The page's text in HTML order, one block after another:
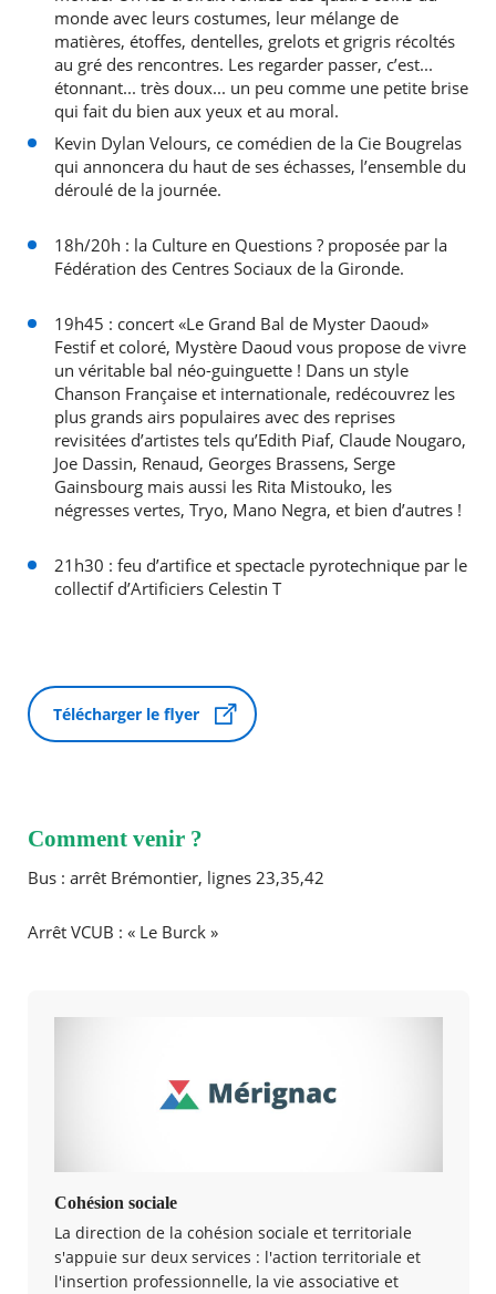
monde avec leurs costumes, leur mélange de
matières, étoffes, dentelles, grelots et grigris récoltés
au gré des rencontres. Les regarder passer, c’est...
étonnant... très doux... un peu comme une petite brise
qui fait du bien aux yeux et au moral.
Kevin Dylan Velours, ce comédien de la Cie Bougrelas
qui annoncera du haut de ses échasses, l’ensemble du
déroulé de la journée.
18h/20h : la Culture en Questions ? proposée par la
Fédération des Centres Sociaux de la Gironde.
19h45 : concert «Le Grand Bal de Myster Daoud»
Festif et coloré, Mystère Daoud vous propose de vivre
un véritable bal néo-guinguette ! Dans un style
Chanson Française et internationale, redécouvrez les
plus grands airs populaires avec des reprises
revisitées d’artistes tels qu’Edith Piaf, Claude Nougaro,
Joe Dassin, Renaud, Georges Brassens, Serge
Gainsbourg mais aussi les Rita Mistouko, les
négresses vertes, Tryo, Mano Negra, et bien d’autres !
21h30 : feu d’artifice et spectacle pyrotechnique par le
collectif d’Artificiers Celestin T
Télécharger le flyer
Comment venir ?
Bus : arrêt Brémontier, lignes 23,35,42
Arrêt VCUB : « Le Burck »
Cohésion sociale
La direction de la cohésion sociale et territoriale
s'appuie sur deux services : l'action territoriale et
l'insertion professionnelle, la vie associative et